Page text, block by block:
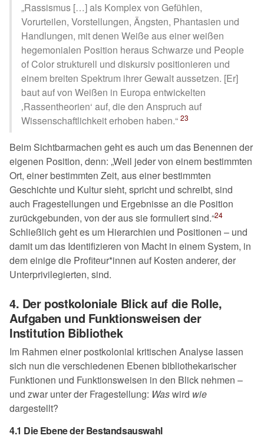
Rassismus […] als Komplex von Gefühlen,
Vorurteilen, Vorstellungen, Ängsten, Phantasien und
Handlungen, mit denen Weiße aus einer weißen
hegemonialen Position heraus Schwarze und People
of Color strukturell und diskursiv positionieren und
einem breiten Spektrum ihrer Gewalt aussetzen. [Er]
baut auf von Weißen in Europa entwickelten
Rassentheorien auf, die den Anspruch auf
Wissenschaftlichkeit erhoben haben. 23
Beim Sichtbarmachen geht es auch um das Benennen der
eigenen Position, denn: Weil jeder von einem bestimmten
Ort, einer bestimmten Zeit, aus einer bestimmten
Geschichte und Kultur sieht, spricht und schreibt, sind
auch Fragestellungen und Ergebnisse an die Position
zurückgebunden, von der aus sie formuliert sind. 24
Schließlich geht es um Hierarchien und Positionen – und
damit um das Identifizieren von Macht in einem System, in
dem einige die Profiteur*innen auf Kosten anderer, der
Unterprivilegierten, sind.
4. Der postkoloniale Blick auf die Rolle,
Aufgaben und Funktionsweisen der
Institution Bibliothek
Im Rahmen einer postkolonial kritischen Analyse lassen
sich nun die verschiedenen Ebenen bibliothekarischer
Funktionen und Funktionsweisen in den Blick nehmen –
und zwar unter der Fragestellung: Waswird wie
dargestellt?
4.1 Die Ebene der Bestandsauswahl